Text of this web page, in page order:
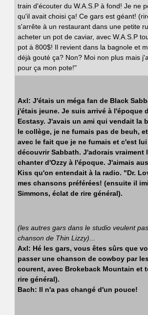
train d'écouter du W.A.S.P à fond! Je ne
qu'il avait choisi ça! Ce gars est géant!
s'arrête à un restaurant dans une petite
acheter un pot de caviar, avec W.A.S.P
pot à 800$! Il revient dans la bagnole et
déjà gouté ça? Non? Moi non plus mais
pour ça mon pote!"
Axl: J'étais un méga fan de Black
j'étais jeune. Je suis arrivé à l'époque
Ecstasy. J'avais un ami qui vendait la
le collège, je ne fumais pas de beuh,
avec le fait que je ne fumais et c'est
découvrir Sabbath. J'adorais vraiment
chanter d'Ozzy à l'époque. J'aimais
Kiss qu'on entendait à la radio. "Dr.
mes chansons préférées! (ensuite il
Simmons, éclat de rire général).
(les autres gars dans le studio veulent
chanson de Thin Lizzy)...
Axl: Hé les gars, vous êtes sûrs que
passer une chanson de cowboy par
courent, avec Brokeback Mountain et
rire général).
Bach: Il n'a pas changé d'un pouce!